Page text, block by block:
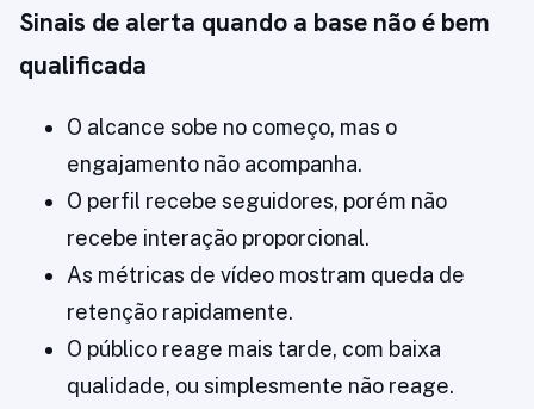
Sinais de alerta quando a base não é bem
qualificada
O alcance sobe no começo, mas o
engajamento não acompanha.
O perfil recebe seguidores, porém não
recebe interação proporcional.
As métricas de vídeo mostram queda de
retenção rapidamente.
O público reage mais tarde, com baixa
qualidade, ou simplesmente não reage.